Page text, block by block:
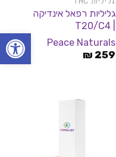
פתח
גליליות רפאל אינדיקה
| T20/C4
Peace Naturals
259
₪